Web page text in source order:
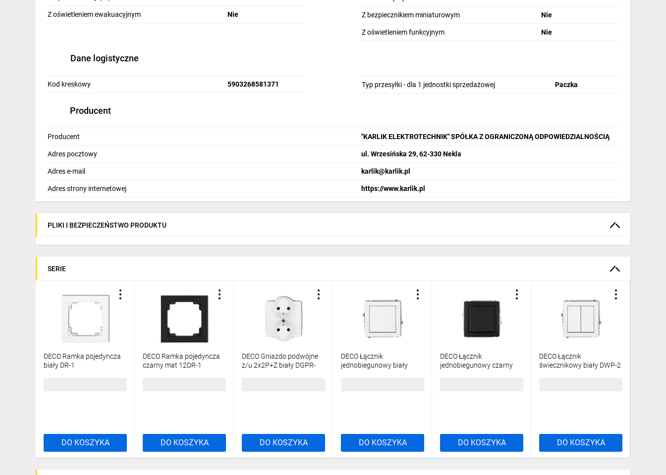
Z oświetleniem ewakuacyjnym Nie Z bezpiecznikiem miniaturowym Nie
Z oświetleniem funkcyjnym Nie
Dane logistyczne
Kod kreskowy 5903268581371 Typ przesyłki - dla 1 jednostki sprzedażowej Paczka
Producent
Producent "KARLIK ELEKTROTECHNIK" SPÓŁKA Z OGRANICZONĄ ODPOWIEDZIALNOŚCIĄ
Adres pocztowy ul. Wrzesińska 29, 62-330 Nekla
Adres e-mail karlik@karlik.pl
Adres strony internetowej https://www.karlik.pl
PLIKI I BEZPIECZEŃSTWO PRODUKTU
SERIE
DECO Ramka pojedyncza
biały DR-1
DO KOSZYKA
DECO Ramka pojedyncza
czarny mat 12DR-1
DO KOSZYKA
DECO Gniazdo podwójne
z/u 2x2P+Z biały DGPR-
DO KOSZYKA
DECO Łącznik
jednobiegunowy biały
DO KOSZYKA
DECO Łącznik
jednobiegunowy czarny
DO KOSZYKA
DECO Łącznik
świecznikowy biały DWP-2
DO KOSZYKA